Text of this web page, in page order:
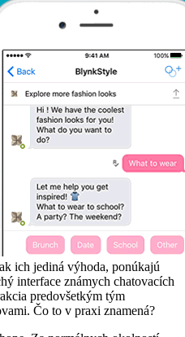
ich jediná výhoda, ponúkajú
interface známych chatovacích
predovšetkým tým
Čo to v praxi znamená?